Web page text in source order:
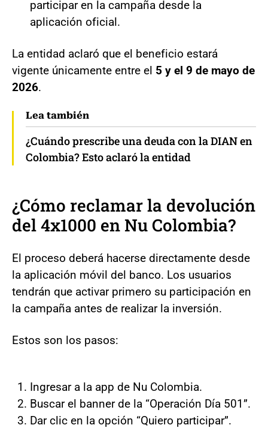
participar en la campaña desde la
aplicación oficial.
La entidad aclaró que el beneficio estará
vigente únicamente entre el 5 y el 9 de mayo de
2026.
Lea también
¿Cuándo prescribe una deuda con la DIAN en
Colombia? Esto aclaró la entidad
¿Cómo reclamar la devolución
del 4x1000 en Nu Colombia?
El proceso deberá hacerse directamente desde
la aplicación móvil del banco. Los usuarios
tendrán que activar primero su participación en
la campaña antes de realizar la inversión.
Estos son los pasos:
Ingresar a la app de Nu Colombia.
Buscar el banner de la “Operación Día 501”.
Dar clic en la opción “Quiero participar”.